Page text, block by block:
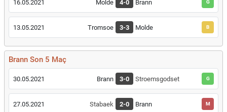
16.05.2021 Molde 4-0 Brann G
13.05.2021 Tromsoe 3-3 Molde B
Brann Son 5 Maç
30.05.2021 Brann 3-0 Stroemsgodset G
27.05.2021 Stabaek 2-0 Brann M